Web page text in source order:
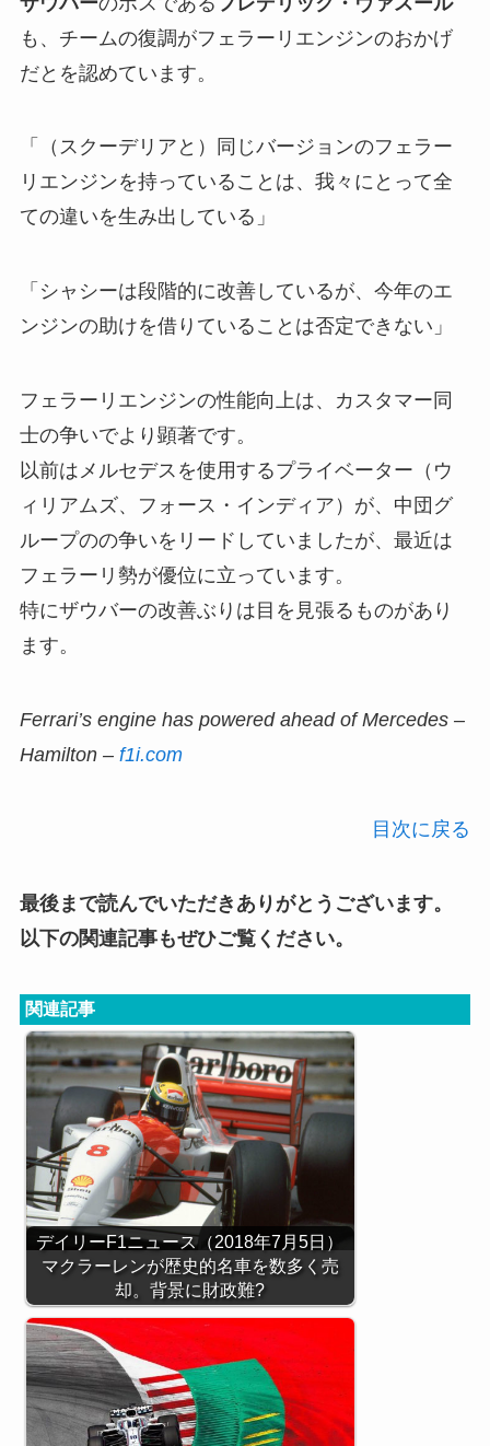
も、チームの復調がフェラーリエンジンのおかげ
だとを認めています。
「（スクーデリアと）同じバージョンのフェラー
リエンジンを持っていることは、我々にとって全
ての違いを生み出している」
「シャシーは段階的に改善しているが、今年のエ
ンジンの助けを借りていることは否定できない」
フェラーリエンジンの性能向上は、カスタマー同
士の争いでより顕著です。
以前はメルセデスを使用するプライベーター（ウ
ィリアムズ、フォース・インディア）が、中団グ
ループのの争いをリードしていましたが、最近は
フェラーリ勢が優位に立っています。
特にザウバーの改善ぶりは目を見張るものがあり
ます。
Ferrari’s engine has powered ahead of Mercedes –
Hamilton – f1i.com
目次に戻る
最後まで読んでいただきありがとうございます。
以下の関連記事もぜひご覧ください。
関連記事
デイリーF1ニュース（2018年7月5日）
マクラーレンが歴史的名車を数多く売
却。背景に財政難?